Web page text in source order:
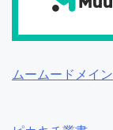
ムームードメイン